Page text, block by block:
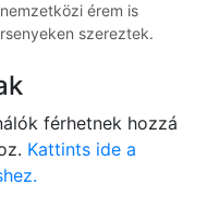
érem is
szereztek.
férhetnek hozzá
Kattints ide a